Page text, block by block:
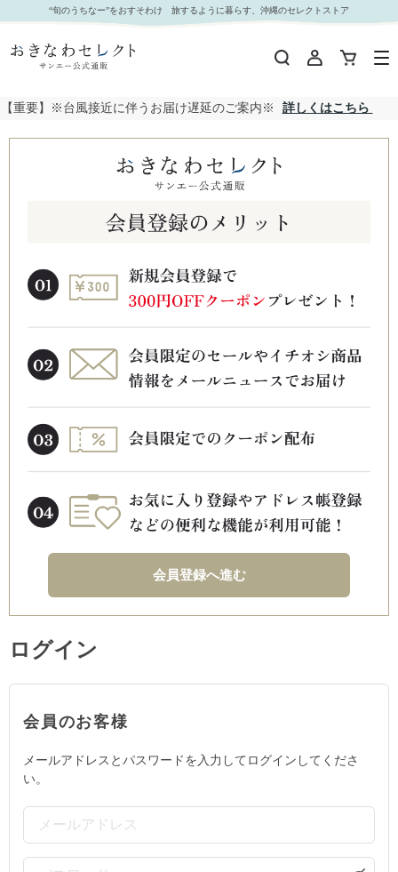
“旬のうちなー”をおすそわけ 旅するように暮らす、沖縄のセレクトストア
【重要】※台風接近に伴うお届け遅延のご案内※ 詳しくはこちら
会員登録へ進む
ログイン
会員のお客様
メールアドレスとパスワードを入力してログインしてくださ
い。